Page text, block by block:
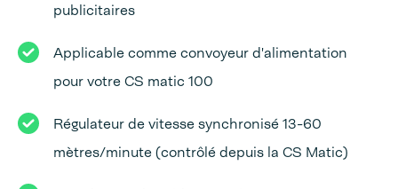
publicitaires
Applicable comme convoyeur d'alimentation
pour votre CS matic 100
Régulateur de vitesse synchronisé 13-60
mètres/minute (contrôlé depuis la CS Matic)